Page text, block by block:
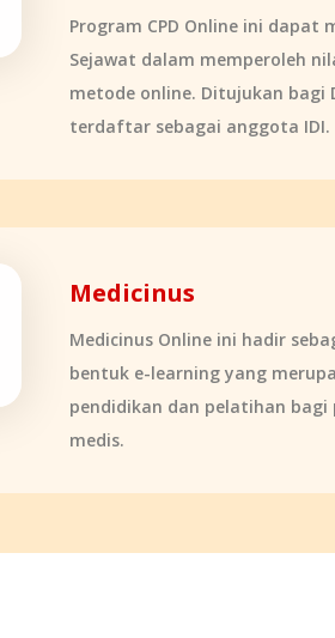
Program CPD Online ini dapat
Sejawat dalam memperoleh
metode online. Ditujukan bagi
terdaftar sebagai anggota IDI.
Medicinus
Medicinus Online ini hadir
bentuk e-learning yang
pendidikan dan pelatihan
medis.